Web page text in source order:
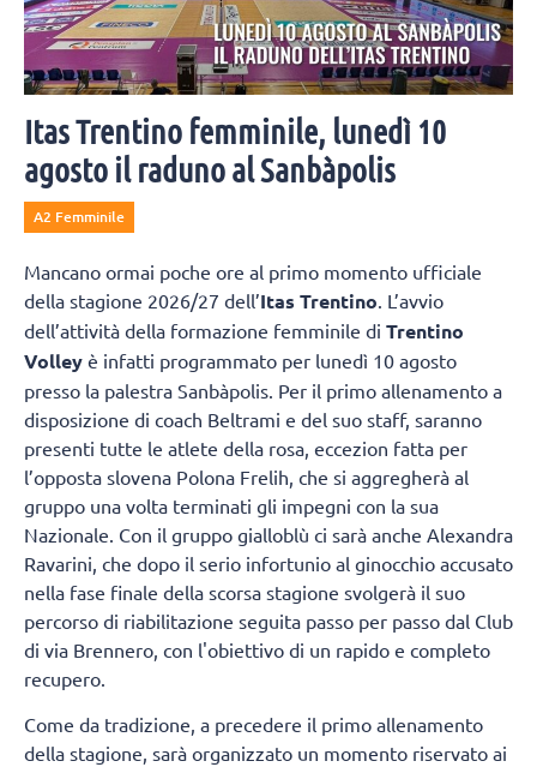
Itas Trentino femminile, lunedì 10
agosto il raduno al Sanbàpolis
A2 Femminile
Mancano ormai poche ore al primo momento ufficiale
della stagione 2026/27 dell’Itas Trentino . L’avvio
dell’attività della formazione femminile di Trentino
Volley è infatti programmato per lunedì 10 agosto
presso la palestra Sanbàpolis. Per il primo allenamento a
disposizione di coach Beltrami e del suo staff, saranno
presenti tutte le atlete della rosa, eccezion fatta per
l’opposta slovena Polona Frelih, che si aggregherà al
gruppo una volta terminati gli impegni con la sua
Nazionale. Con il gruppo gialloblù ci sarà anche Alexandra
Ravarini, che dopo il serio infortunio al ginocchio accusato
nella fase finale della scorsa stagione svolgerà il suo
percorso di riabilitazione seguita passo per passo dal Club
di via Brennero, con l'obiettivo di un rapido e completo
recupero.
Come da tradizione, a precedere il primo allenamento
della stagione, sarà organizzato un momento riservato ai